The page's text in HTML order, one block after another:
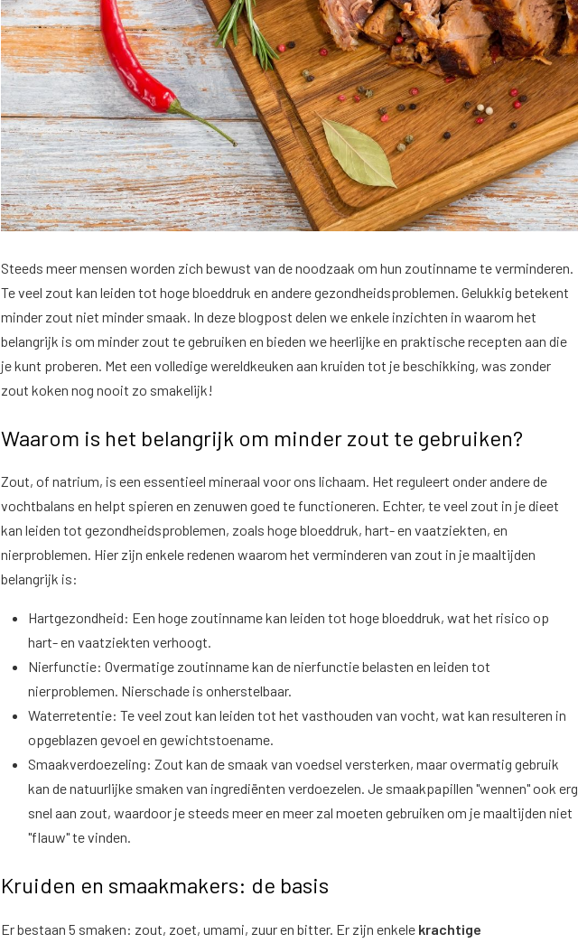
Steeds meer mensen worden zich bewust van de noodzaak om hun zoutinname te verminderen.
Te veel zout kan leiden tot hoge bloeddruk en andere gezondheidsproblemen. Gelukkig betekent
minder zout niet minder smaak. In deze blogpost delen we enkele inzichten in waarom het
belangrijk is om minder zout te gebruiken en bieden we heerlijke en praktische recepten aan die
je kunt proberen. Met een volledige wereldkeuken aan kruiden tot je beschikking, was zonder
zout koken nog nooit zo smakelijk!
Waarom is het belangrijk om minder zout te gebruiken?
Zout, of natrium, is een essentieel mineraal voor ons lichaam. Het reguleert onder andere de
vochtbalans en helpt spieren en zenuwen goed te functioneren. Echter, te veel zout in je dieet
kan leiden tot gezondheidsproblemen, zoals hoge bloeddruk, hart- en vaatziekten, en
nierproblemen. Hier zijn enkele redenen waarom het verminderen van zout in je maaltijden
belangrijk is:
Hartgezondheid: Een hoge zoutinname kan leiden tot hoge bloeddruk, wat het risico op
hart- en vaatziekten verhoogt.
Nierfunctie: Overmatige zoutinname kan de nierfunctie belasten en leiden tot
nierproblemen. Nierschade is onherstelbaar.
Waterretentie: Te veel zout kan leiden tot het vasthouden van vocht, wat kan resulteren in
opgeblazen gevoel en gewichtstoename.
Smaakverdoezeling: Zout kan de smaak van voedsel versterken, maar overmatig gebruik
kan de natuurlijke smaken van ingrediënten verdoezelen. Je smaakpapillen "wennen" ook erg
snel aan zout, waardoor je steeds meer en meer zal moeten gebruiken om je maaltijden niet
"flauw" te vinden.
Kruiden en smaakmakers: de basis
Er bestaan 5 smaken: zout, zoet, umami, zuur en bitter. Er zijn enkele krachtige